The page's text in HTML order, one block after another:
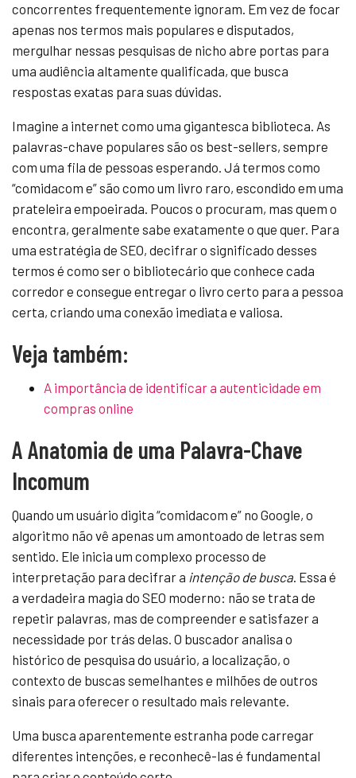
concorrentes frequentemente ignoram. Em vez de focar
apenas nos termos mais populares e disputados,
mergulhar nessas pesquisas de nicho abre portas para
uma audiência altamente qualificada, que busca
respostas exatas para suas dúvidas.
Imagine a internet como uma gigantesca biblioteca. As
palavras-chave populares são os best-sellers, sempre
com uma fila de pessoas esperando. Já termos como
“comidacom e” são como um livro raro, escondido em uma
prateleira empoeirada. Poucos o procuram, mas quem o
encontra, geralmente sabe exatamente o que quer. Para
uma estratégia de SEO, decifrar o significado desses
termos é como ser o bibliotecário que conhece cada
corredor e consegue entregar o livro certo para a pessoa
certa, criando uma conexão imediata e valiosa.
Veja também:
A importância de identificar a autenticidade em
compras online
A Anatomia de uma Palavra-Chave
Incomum
Quando um usuário digita “comidacom e” no Google, o
algoritmo não vê apenas um amontoado de letras sem
sentido. Ele inicia um complexo processo de
interpretação para decifrar a intenção de busca. Essa é
a verdadeira magia do SEO moderno: não se trata de
repetir palavras, mas de compreender e satisfazer a
necessidade por trás delas. O buscador analisa o
histórico de pesquisa do usuário, a localização, o
contexto de buscas semelhantes e milhões de outros
sinais para oferecer o resultado mais relevante.
Uma busca aparentemente estranha pode carregar
diferentes intenções, e reconhecê-las é fundamental